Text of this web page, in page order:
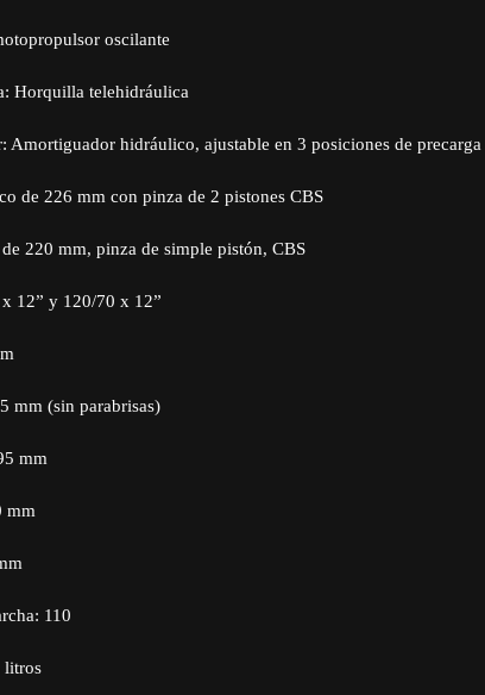
oscilante
Horquilla telehidráulica
Amortiguador hidráulico, ajustable en 3 posiciones de precarga
de 226 mm con pinza de 2 pistones CBS
220 mm, pinza de simple pistón, CBS
12” y 120/70 x 12”
mm (sin parabrisas)
mm
mm
110
litros